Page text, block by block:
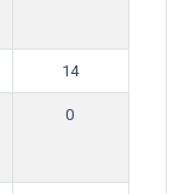
14
0